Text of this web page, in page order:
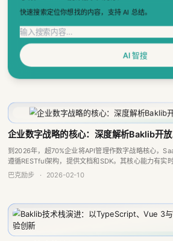
快速搜索定位你想找的内容，支持 AI 总结。
AI 智搜
企业数字战略的核心：深度解析Baklib开
到2026年，超70%企业将API管理作数字战略核心，
遵循RESTful架构，提供文档和SDK。其核心能力有实
化和智能化，未来还将增强功能，致力于成企业知识中
巴克励步 · 2026-02-10